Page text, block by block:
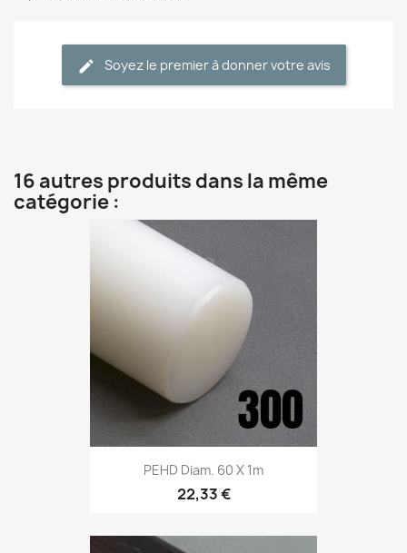
Soyez le premier à donner votre avis
16 autres produits dans la même
catégorie :
PEHD Diam. 60 X 1m
22,33 €